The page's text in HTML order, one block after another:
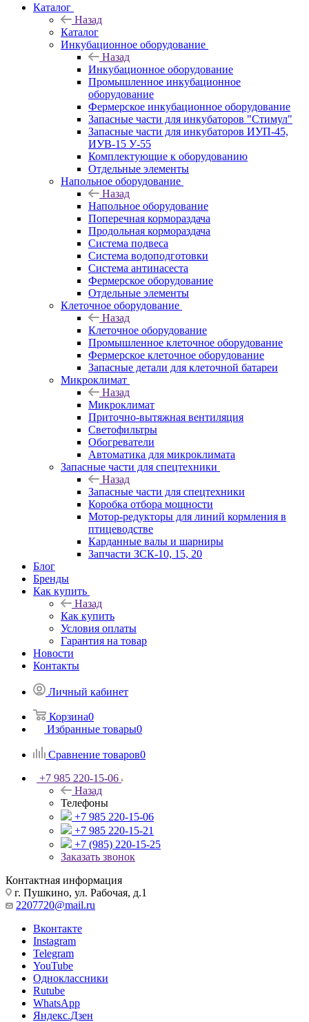
Каталог
Назад
Каталог
Инкубационное оборудование
Назад
Инкубационное оборудование
Промышленное инкубационное
оборудование
Фермерское инкубационное оборудование
Запасные части для инкубаторов "Стимул"
Запасные части для инкубаторов ИУП-45,
ИУВ-15 У-55
Комплектующие к оборудованию
Отдельные элементы
Напольное оборудование
Назад
Напольное оборудование
Поперечная кормораздача
Продольная кормораздача
Система подвеса
Система водоподготовки
Система антинасеста
Фермерское оборудование
Отдельные элементы
Клеточное оборудование
Назад
Клеточное оборудование
Промышленное клеточное оборудование
Фермерское клеточное оборудование
Запасные детали для клеточной батареи
Микроклимат
Назад
Микроклимат
Приточно-вытяжная вентиляция
Светофильтры
Обогреватели
Автоматика для микроклимата
Запасные части для спецтехники
Назад
Запасные части для спецтехники
Коробка отбора мощности
Мотор-редукторы для линий кормления в
птицеводстве
Карданные валы и шарниры
Запчасти ЗСК-10, 15, 20
Блог
Бренды
Как купить
Назад
Как купить
Условия оплаты
Гарантия на товар
Новости
Контакты
Личный кабинет
Корзина0
Избранные товары0
Сравнение товаров0
+7 985 220-15-06
Назад
Телефоны
+7 985 220-15-06
+7 985 220-15-21
+7 (985) 220-15-25
Заказать звонок
Контактная информация
г. Пушкино, ул. Рабочая, д.1
2207720@mail.ru
Вконтакте
Instagram
Telegram
YouTube
Одноклассники
Rutube
WhatsApp
Яндекс.Дзен